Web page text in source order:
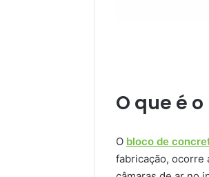
O que é
O bloco de
fabricação, ocorre